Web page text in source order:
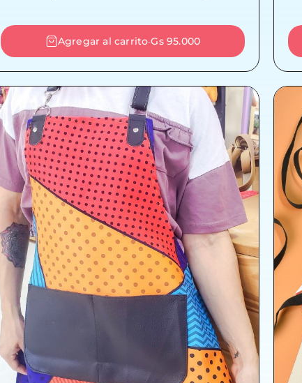
Agregar al carrito-Gs 95.000